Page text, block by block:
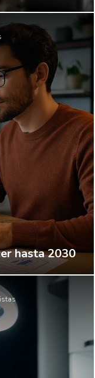
hasta 2030